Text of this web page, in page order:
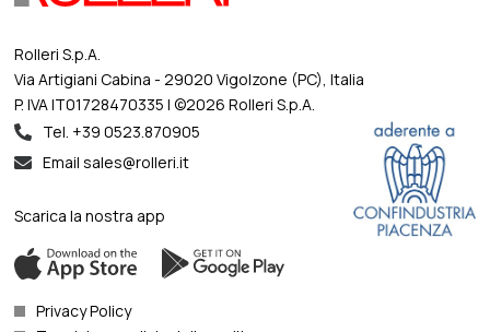
Rolleri S.p.A.
Via Artigiani Cabina - 29020 Vigolzone (PC), Italia
P. IVA IT01728470335 | ©2026 Rolleri S.p.A.
Tel. +39 0523.870905
Email sales@rolleri.it
Scarica la nostra app
Privacy Policy